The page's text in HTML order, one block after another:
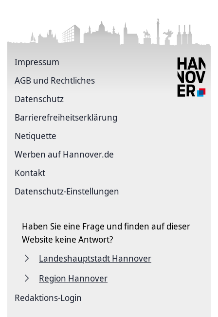
Impressum
AGB und Rechtliches
Datenschutz
Barriere­freiheits­erklärung
Netiquette
Werben auf Hannover.de
Kontakt
Datenschutz-Einstellungen
Haben Sie eine Frage und finden auf dieser
Website keine Antwort?
Landeshauptstadt Hannover
Region Hannover
Redaktions-Login